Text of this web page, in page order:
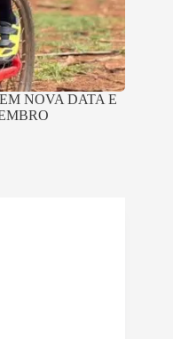
NOVA DATA E